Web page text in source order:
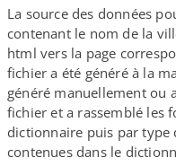
La source des données
contenant le nom de la
html vers la page
fichier a été généré à la
généré manuellement ou
fichier et a rassemblé les
dictionnaire puis par type
contenues dans le